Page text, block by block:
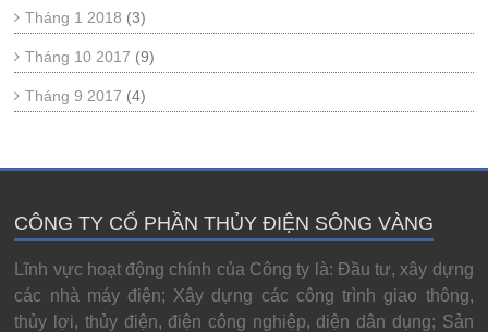
Tháng 1 2018 (3)
Tháng 10 2017 (9)
Tháng 9 2017 (4)
CÔNG TY CỔ PHẦN THỦY ĐIỆN SÔNG VÀNG
Lĩnh vực hoạt động chính của Công ty là: Đầu tư, xây dựng
các nhà máy điện; Xây dựng các công trình giao thông,
thủy lợi, thủy điện, điện công nghiệp, diện dân dụng; Sản